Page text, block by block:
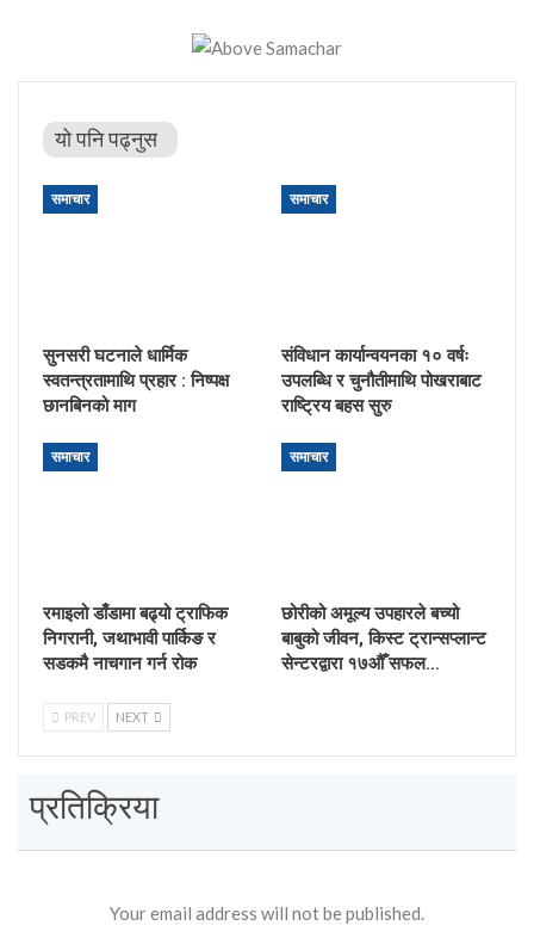
यो पनि पढ्नुस
समाचार
सुनसरी घटनाले धार्मिक
स्वतन्त्रतामाथि प्रहार : निष्पक्ष
छानबिनको माग
समाचार
संविधान कार्यान्वयनका १० वर्षः
उपलब्धि र चुनौतीमाथि पोखराबाट
राष्ट्रिय बहस सुरु
समाचार
रमाइलो डाँडामा बढ्यो ट्राफिक
निगरानी, जथाभावी पार्किङ र
सडकमै नाचगान गर्न रोक
समाचार
छोरीको अमूल्य उपहारले बच्यो
बाबुको जीवन, किस्ट ट्रान्सप्लान्ट
सेन्टरद्वारा १७औँ सफल…
PREV NEXT
प्रतिक्रिया
Your email address will not be published.